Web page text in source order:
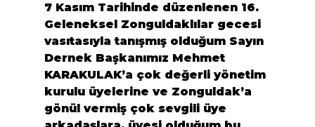
7 Kasım Tarihinde düzenlenen 16.
Geleneksel Zonguldaklılar gecesi
vasıtasıyla tanışmış olduğum Sayın
Dernek Başkanımız Mehmet
KARAKULAK’a çok değerli yönetim
kurulu üyelerine ve Zonguldak’a
gönül vermiş çok sevgili üye